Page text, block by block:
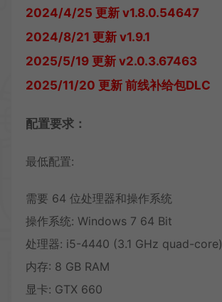
2024/4/25 更新 v1.8.0.54647
2024/8/21 更新 v1.9.1
2025/5/19 更新 v2.0.3.67463
2025/11/20 更新 前线补给包DLC
配置要求：
最低配置:
需要 64 位处理器和操作系统
操作系统: Windows 7 64 Bit
处理器: i5-4440 (3.1 GHz quad-core)
内存: 8 GB RAM
显卡: GTX 660